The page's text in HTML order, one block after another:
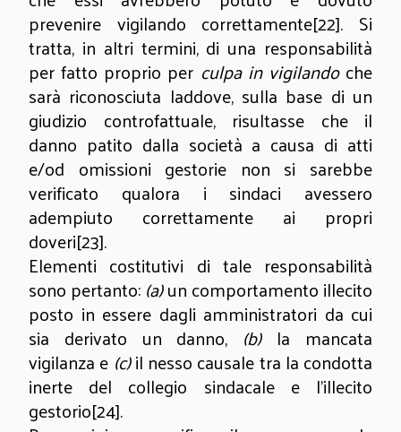
prevenire vigilando correttamente[22]. Si
tratta, in altri termini, di una responsabilità
per fatto proprio per culpa in vigilandoche
sarà riconosciuta laddove, sulla base di un
giudizio controfattuale, risultasse che il
danno patito dalla società a causa di atti
e/od omissioni gestorie non si sarebbe
verificato qualora i sindaci avessero
adempiuto correttamente ai propri
doveri[23].
Elementi costitutivi di tale responsabilità
sono pertanto:(a)un comportamento illecito
posto in essere dagli amministratori da cui
sia derivato un danno, (b) la mancata
vigilanza e (c)il nesso causale tra la condotta
inerte del collegio sindacale e l’illecito
gestorio[24].